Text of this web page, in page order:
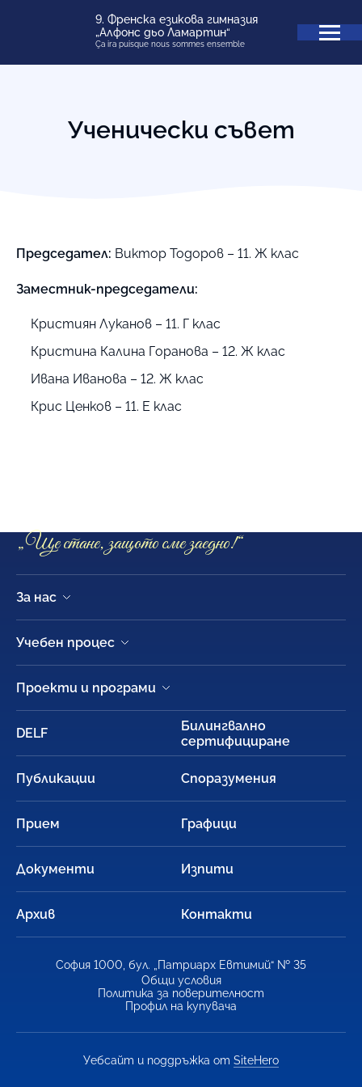
9. Френска езикова гимназия
„Алфонс дьо Ламартин“
Ça ira puisque nous sommes ensemble
Ученически съвет
Председател: Виктор Тодоров – 11. Ж клас
Заместник-председатели:
Кристиян Луканов – 11. Г клас
Кристина Калина Горанова – 12. Ж клас
Ивана Иванова – 12. Ж клас
Крис Ценков – 11. Е клас
„Ще стане, защото сме заедно!“
За нас
Учебен процес
Проекти и програми
DELF
Билингвално
сертифициране
Публикации Споразумения
Прием Графици
Документи Изпити
Архив Контакти
София 1000, бул. „Патриарх Евтимий“ № 35
Общи условия
Политика за поверителност
Профил на купувача
Уебсайт и поддръжка от SiteHero